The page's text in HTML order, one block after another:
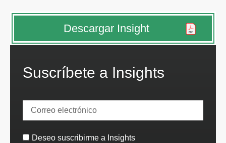
Descargar Insight
Suscríbete a Insights
Deseo suscribirme a Insights